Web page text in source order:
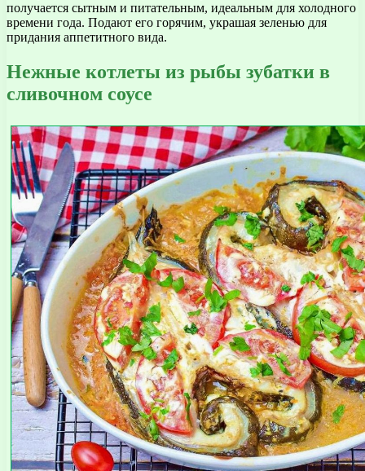
получается сытным и питательным, идеальным для холодного
времени года. Подают его горячим, украшая зеленью для
придания аппетитного вида.
Нежные котлеты из рыбы зубатки в
сливочном соусе